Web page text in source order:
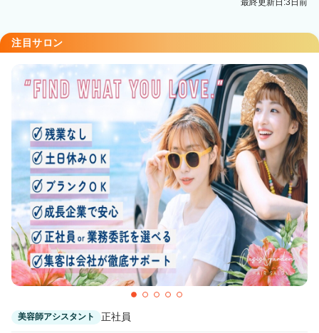
最終更新日:3日前
注目サロン
美容師アシスタント 正社員